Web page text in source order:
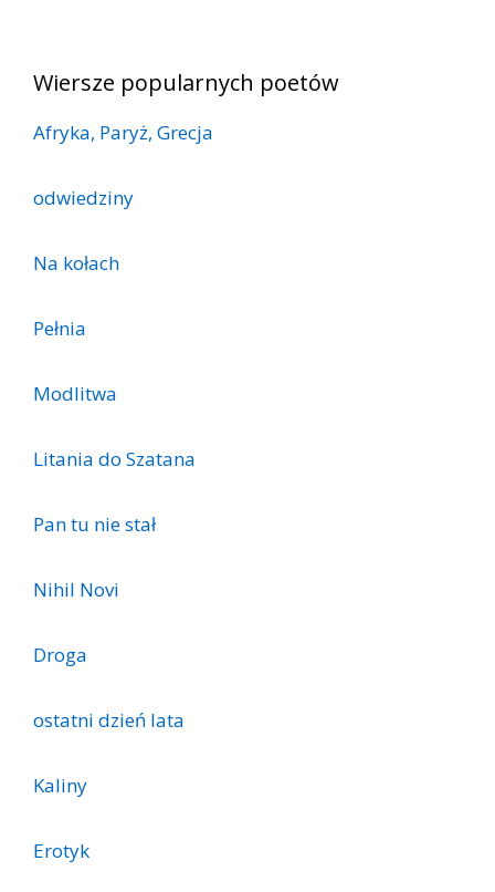
Wiersze popularnych poetów
Afryka, Paryż, Grecja
odwiedziny
Na kołach
Pełnia
Modlitwa
Litania do Szatana
Pan tu nie stał
Nihil Novi
Droga
ostatni dzień lata
Kaliny
Erotyk